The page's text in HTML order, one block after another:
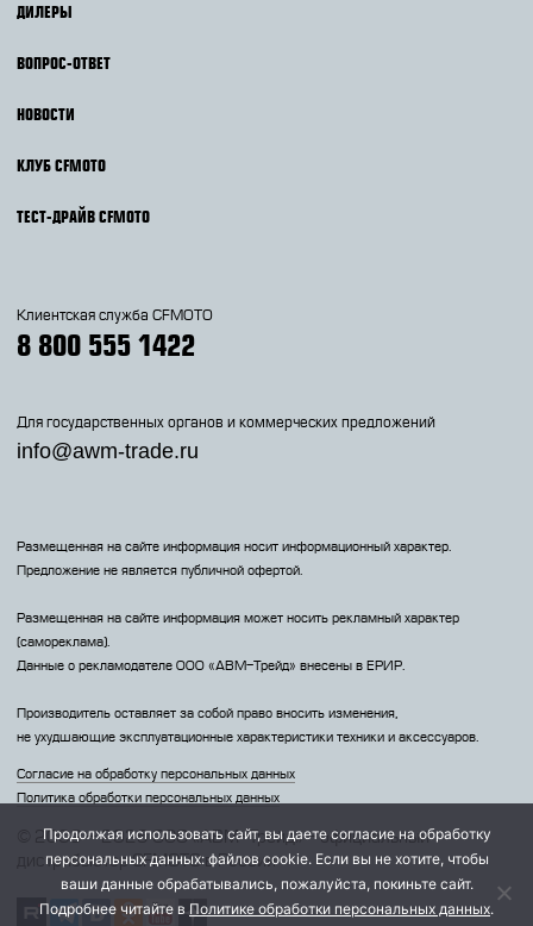
ДИЛЕРЫ
ВОПРОС-ОТВЕТ
НОВОСТИ
КЛУБ CFMOTO
ТЕСТ-ДРАЙВ CFMOTO
Клиентская служба CFMOTO
8 800 555 1422
Для государственных органов и коммерческих предложений
info@awm-trade.ru
Размещенная на сайте информация носит информационный характер.
Предложение не является публичной офертой.
Размещенная на сайте информация может носить рекламный характер
(самореклама).
Данные о рекламодателе 000 «АВМ-Трейд» внесены в ЕРИР.
Производитель оставляет за собой право вносить изменения,
не ухудшающие эксплуатационные характеристики техники и аксессуаров.
Согласие на обработку персональных данных
Политика обработки персональных данных
© 2009 – 2026 ООО «АВМ-Трейд» - официальный
дистрибьютор CFMOTO в России
Продолжая использовать сайт, вы даете согласие на обработку
персональных данных: файлов cookie. Если вы не хотите, чтобы
ваши данные обрабатывались, пожалуйста, покиньте сайт.
Подробнее читайте вПолитике обработки персональных данных.